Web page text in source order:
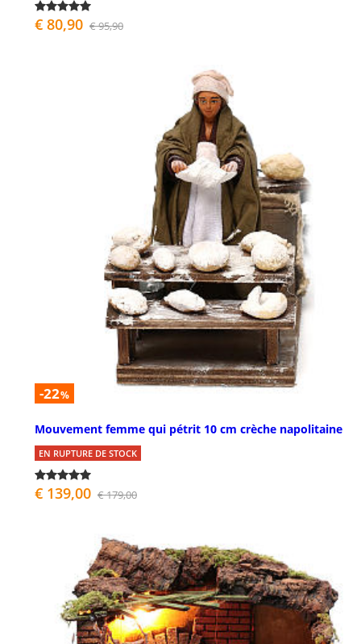
€ 80,90 € 95,90
-22%
Mouvement femme qui pétrit 10 cm crèche napolitaine
EN RUPTURE DE STOCK
€ 139,00 € 179,00